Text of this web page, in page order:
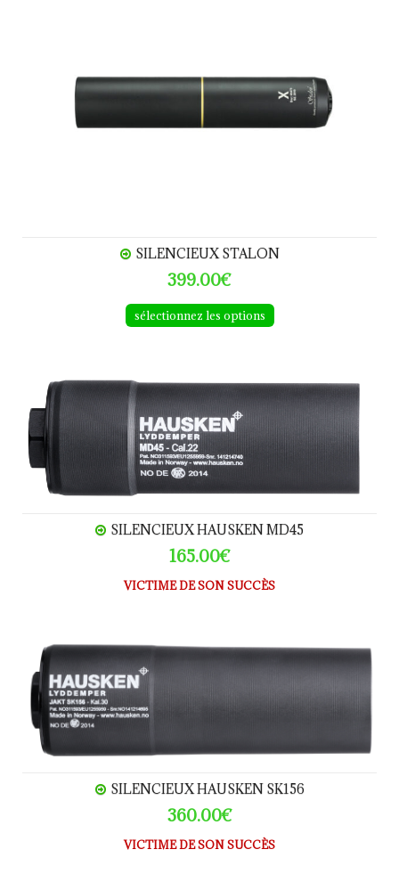
SILENCIEUX STALON
399.00€
sélectionnez les options
Silencieux HAUSKEN MD45
SILENCIEUX HAUSKEN MD45
165.00€
VICTIME DE SON SUCCÈS
Silencieux HAUSKEN SK156
SILENCIEUX HAUSKEN SK156
360.00€
VICTIME DE SON SUCCÈS